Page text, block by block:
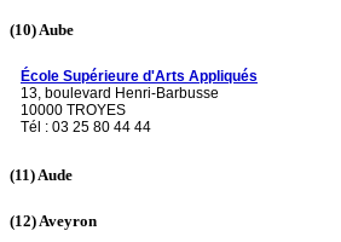
(10)Aube
École Supérieure d'Arts Appliqués
13, boulevard Henri-Barbusse
10000 TROYES
Tél : 03 25 80 44 44
(11) Aude
(12) Aveyron